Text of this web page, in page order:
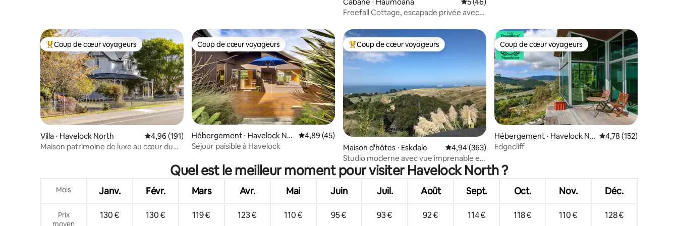
Freefall Cottage, escapade privée avec
Coups de cœur voyageurs les plus appréciés
Coup de cœur voyageurs
Villa ⋅ Havelock North Évaluation moyenne sur la base de 191 commentaires : 4,96 sur 5
4,96 (191)
Maison patrimoine de luxe au cœur du
Coup de cœur voyageurs
Coup de cœur voyageurs
Hébergement ⋅ Havelock Nor
th
Évaluation moyenne sur la base de 45 commentaires : 4,89 sur 5
4,89 (45)
Séjour paisible à Havelock
Coups de cœur voyageurs les plus appréciés
Coup de cœur voyageurs
Maison d'hôtes ⋅ Eskdale Évaluation moyenne sur la base de 363 commentaires : 4,94 sur 5
4,94 (363)
Studio moderne avec vue imprenable et
jacuzzi
Coup de cœur voyageurs
Coup de cœur voyageurs
Hébergement ⋅ Havelock No
rth
Évaluation moyenne
4,78 (152)
Edgecliff
Quel est le meilleur moment pour visiter Havelock North ?
Mois Janv. Févr. Mars Avr. Mai Juin Juil. Août Sept. Oct. Nov. Déc.
Prix
moyen
130 € 130 € 119 € 123 € 110 € 95 € 93 € 92 € 114 € 118 € 110 € 128 €